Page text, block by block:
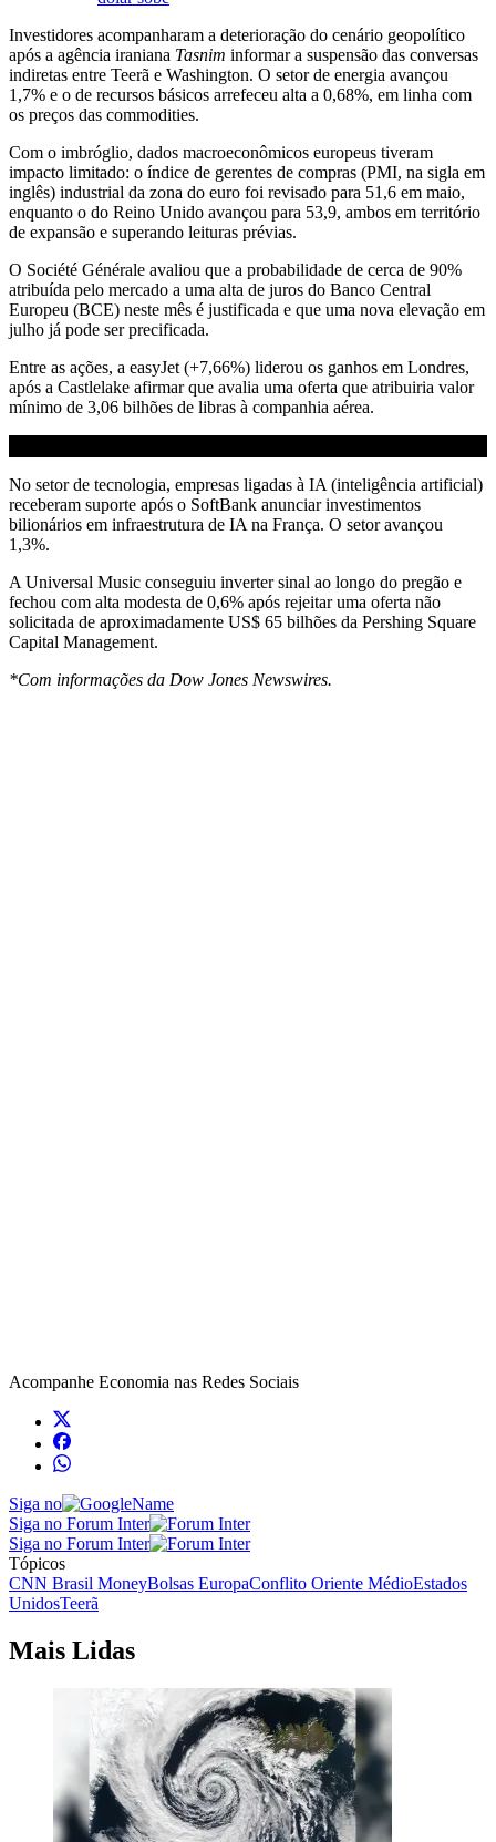
Investidores acompanharam a deterioração do cenário geopolítico
após a agência iraniana Tasnim informar a suspensão das conversas
indiretas entre Teerã e Washington. O setor de energia avançou
1,7% e o de recursos básicos arrefeceu alta a 0,68%, em linha com
os preços das commodities.
Com o imbróglio, dados macroeconômicos europeus tiveram
impacto limitado: o índice de gerentes de compras (PMI, na sigla em
inglês) industrial da zona do euro foi revisado para 51,6 em maio,
enquanto o do Reino Unido avançou para 53,9, ambos em território
de expansão e superando leituras prévias.
O Société Générale avaliou que a probabilidade de cerca de 90%
atribuída pelo mercado a uma alta de juros do Banco Central
Europeu (BCE) neste mês é justificada e que uma nova elevação em
julho já pode ser precificada.
Entre as ações, a easyJet (+7,66%) liderou os ganhos em Londres,
após a Castlelake afirmar que avalia uma oferta que atribuiria valor
mínimo de 3,06 bilhões de libras à companhia aérea.
No setor de tecnologia, empresas ligadas à IA (inteligência artificial)
receberam suporte após o SoftBank anunciar investimentos
bilionários em infraestrutura de IA na França. O setor avançou
1,3%.
A Universal Music conseguiu inverter sinal ao longo do pregão e
fechou com alta modesta de 0,6% após rejeitar uma oferta não
solicitada de aproximadamente US$ 65 bilhões da Pershing Square
Capital Management.
*Com informações da Dow Jones Newswires.
Acompanhe Economia nas Redes Sociais
Siga no
Siga no Forum Inter
Siga no Forum Inter
Tópicos
CNN Brasil MoneyBolsas EuropaConflito Oriente MédioEstados
UnidosTeerã
Mais Lidas